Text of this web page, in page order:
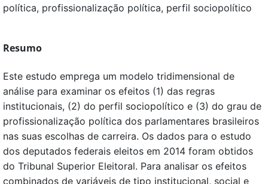
política, profissionalização política, perfil sociopolítico
Resumo
Este estudo emprega um modelo tridimensional de
análise para examinar os efeitos (1) das regras
institucionais, (2) do perfil sociopolítico e (3) do grau de
profissionalização política dos parlamentares brasileiros
nas suas escolhas de carreira. Os dados para o estudo
dos deputados federais eleitos em 2014 foram obtidos
do Tribunal Superior Eleitoral. Para analisar os efeitos
combinados de variáveis de tipo institucional, social e